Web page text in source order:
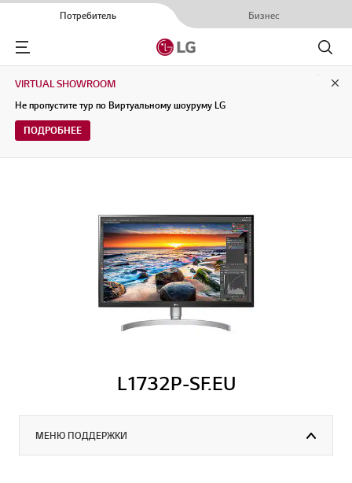
Потребитель Бизнес
Menu
Поиск
VIRTUAL SHOWROOM
Не пропустите тур по Виртуальному шоуруму LG
ПОДРОБНЕЕ
L1732P-SF.EU
МЕНЮ ПОДДЕРЖКИ